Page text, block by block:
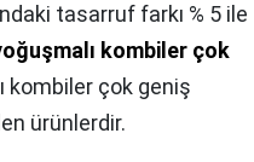
tasarruf farkı % 5 ile
kombiler çok
kombiler çok geniş
ürünlerdir.